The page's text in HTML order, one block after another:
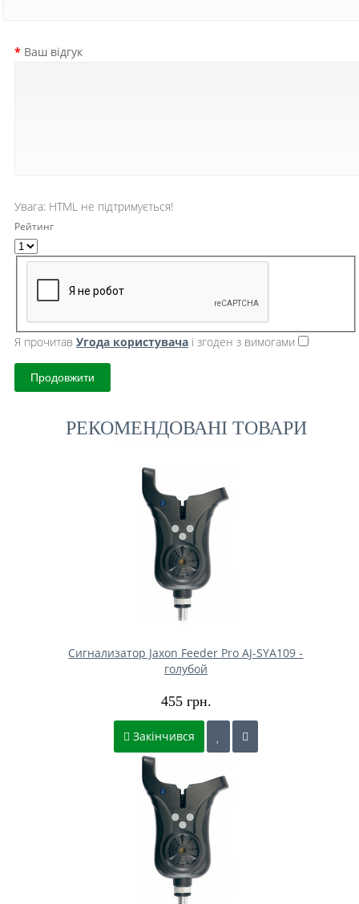
Ваш відгук
Увага: HTML не підтримується!
Рейтинг
Я прочитав Угода користувача і згоден з вимогами
Продовжити
РЕКОМЕНДОВАНІ ТОВАРИ
Сигнализатор Jaxon Feeder Pro AJ-SYA109 -
голубой
455 грн.
Закінчився